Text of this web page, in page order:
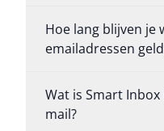
Hoe lang blijven je
emailadressen
Wat is Smart
mail?